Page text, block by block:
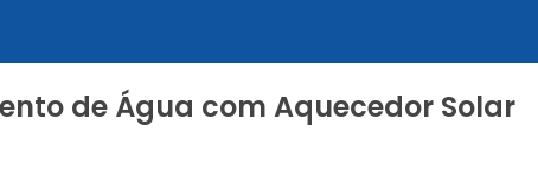
de Água com Aquecedor Solar